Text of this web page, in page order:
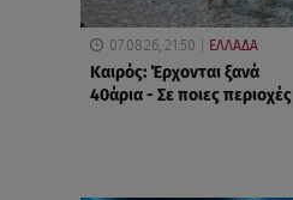
07.08.26, 21:50 ΕΛΛΑΔΑ
Καιρός: Έρχονται ξανά
40άρια - Σε ποιες περιοχές